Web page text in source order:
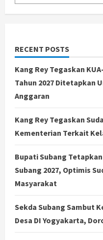
RECENT POSTS
Kang Rey Tegaskan
Tahun 2027 Ditetapkan
Anggaran
Kang Rey Tegaskan
Kementerian Terkait
Bupati Subang
Subang 2027, Optimis
Masyarakat
Sekda Subang Sambut
Desa DI Yogyakarta,